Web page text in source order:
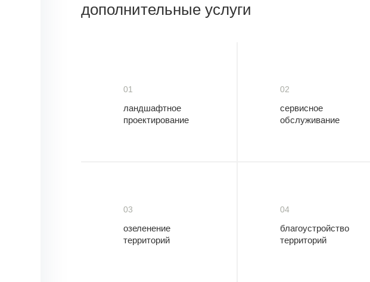
дополнительные услуги
01
ландшафтное
проектирование
02
сервисное
обслуживание
03
озеленение
территорий
04
благоустройство
территорий